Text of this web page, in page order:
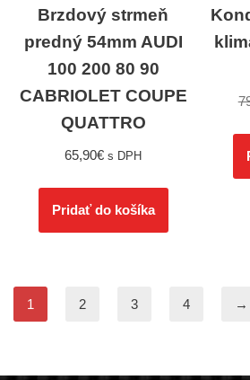
Brzdový strmeň
predný 54mm AUDI
100 200 80 90
CABRIOLET COUPE
QUATTRO
65,90€ s DPH
Pridať do košíka
1 2 3 4 →